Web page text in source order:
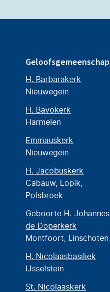
Geloofsgemeenschap
H. Barbarakerk
Nieuwegein
H. Bavokerk
Harmelen
Emmauskerk
Nieuwegein
H. Jacobuskerk
Cabauw, Lopik,
Polsbroek
Geboorte H. Johannes
de Doperkerk
Montfoort, Linschoten
H. Nicolaasbasiliek
IJsselstein
St. Nicolaaskerk